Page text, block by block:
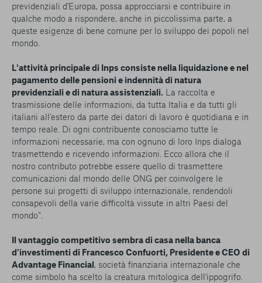
previdenziali d'Europa, possa approcciarsi e contribuire in
qualche modo a rispondere, anche in piccolissima parte, a
queste esigenze di bene comune per lo sviluppo dei popoli nel
mondo.
L'attività principale di Inps consiste nella liquidazione e nel
pagamento delle pensioni e indennità di natura
previdenziali e di natura assistenziali. La raccolta e
trasmissione delle informazioni, da tutta Italia e da tutti gli
italiani all'estero da parte dei datori di lavoro è quotidiana e in
tempo reale. Di ogni contribuente conosciamo tutte le
informazioni necessarie, ma con ognuno di loro Inps dialoga
trasmettendo e ricevendo informazioni. Ecco allora che il
nostro contributo potrebbe essere quello di trasmettere
comunicazioni dal mondo delle ONG per coinvolgere le
persone sui progetti di sviluppo internazionale, rendendoli
consapevoli della varie difficoltà vissute in altri Paesi del
mondo”.
Il vantaggio competitivo sembra di casa nella banca
d'investimenti di Francesco Confuorti, Presidente e CEO di
Advantage Financial, società finanziaria internazionale che
come simbolo ha scelto la creatura mitologica dell'ippogrifo.